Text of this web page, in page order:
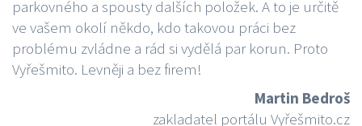
parkovného a spousty dalších položek. A to je určitě
ve vašem okolí někdo, kdo takovou práci bez
problému zvládne a rád si vydělá par korun. Proto
Vyřešmito. Levněji a bez firem!
Martin Bedroš
zakladatel portálu Vyřešmito.cz